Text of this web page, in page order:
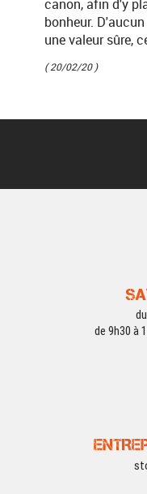
canon, afin d'y
bonheur.
une valeur sûre,
( 20/02/20 )
de 9h30 à